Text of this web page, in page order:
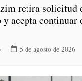
retira solicitud
acepta continuar
5 de agosto de 2026